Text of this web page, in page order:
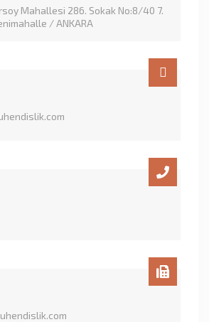
Mahallesi 286. Sokak No:8/40 7.
/ ANKARA